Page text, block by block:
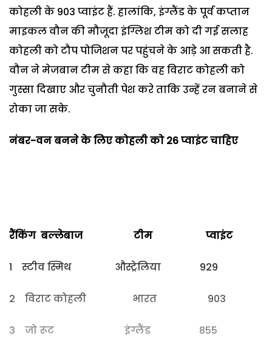
कोहली के 903 प्वाइंट हैं. हालांकि, इंग्लैंड के पूर्व कप्तान
माइकल वौन की मौजूदा इंग्लिश टीम को दी गई सलाह
कोहली को टौप पोजिशन पर पहुंचने के आड़े आ सकती है.
वौन ने मेजबान टीम से कहा कि वह विराट कोहली को
गुस्सा दिखाए और चुनौती पेश करे ताकि उन्हें रन बनाने से
रोका जा सके.
नंबर-वन बनने के लिए कोहली को 26प्वाइंट चाहिए
रैंकिंग बल्लेबाज टीम प्वाइंट
1 स्टीव स्मिथ औस्ट्रेलिया 929
2 विराट कोहली भारत 903
3 जो रूट इंग्लैंड 855